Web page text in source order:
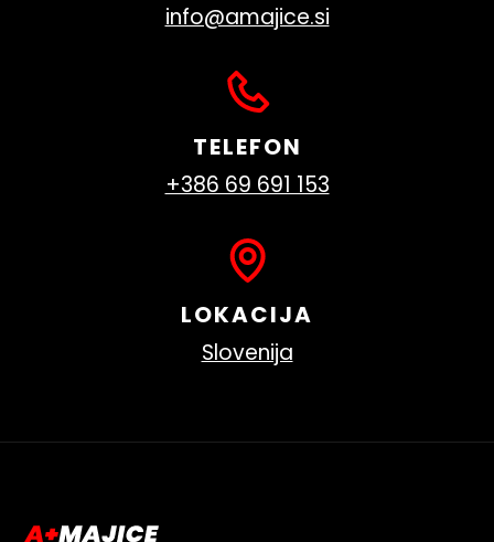
info@amajice.si
TELEFON
+386 69 691 153
LOKACIJA
Slovenija